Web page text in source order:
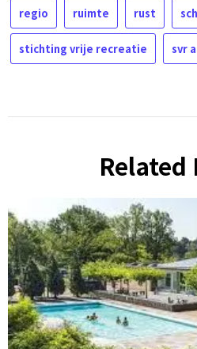
regio ruimte rust
stichting vrije recreatie svr
Related